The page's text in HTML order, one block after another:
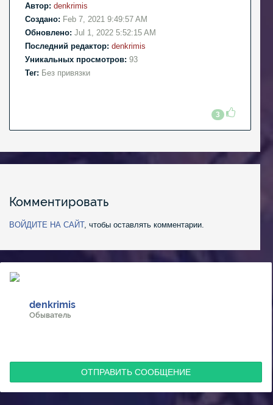
Автор: denkrimis
Создано: Feb 7, 2021 9:49:57 AM
Обновлено: Jul 1, 2022 5:52:15 AM
Последний редактор: denkrimis
Уникальных просмотров: 93
Тег: Без привязки
3
Комментировать
ВОЙДИТЕ НА САЙТ, чтобы оставлять комментарии.
denkrimis
Обыватель
ОТПРАВИТЬ СООБЩЕНИЕ